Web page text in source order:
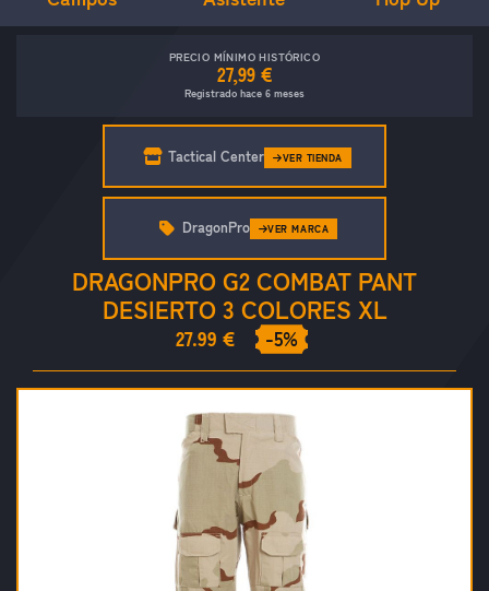
PRECIO MÍNIMO HISTÓRICO
27,99 €
Registrado hace 6 meses
Tactical Center VER TIENDA
DRAGONPRO G2 COMBAT PANT
DESIERTO 3 COLORES XL
27.99 € -5%
DragonPro VER MARCA